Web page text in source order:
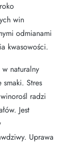
win
odmianami
kwasowości.
naturalny
Stres
radzi
Jest
Uprawa